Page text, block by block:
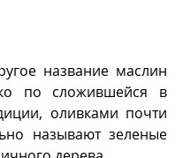
название маслин
по сложившейся в
оливками почти
называют зеленые